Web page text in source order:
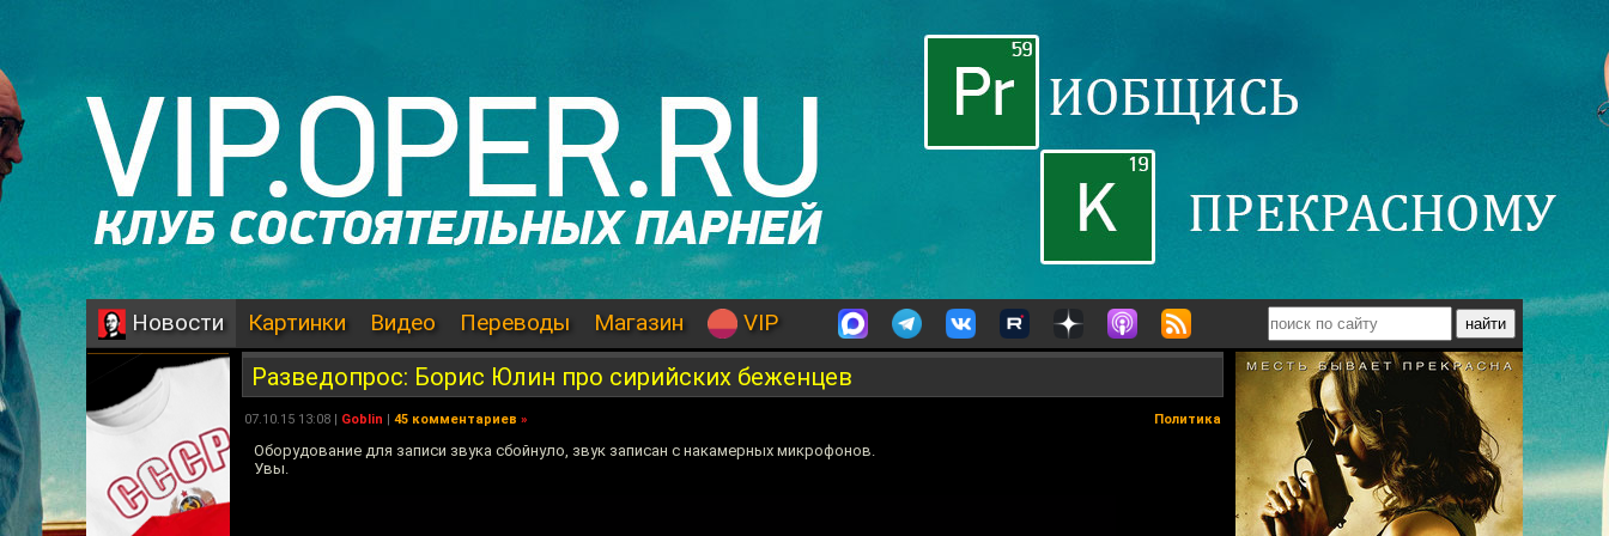
Новости Картинки Видео Переводы Магазин VIP
Разведопрос: Борис Юлин про сирийских беженцев
07.10.15 13:08 | Goblin | 45 комментариев » Политика
Оборудование для записи звука сбойнуло, звук записан с накамерных микрофонов.
Увы.